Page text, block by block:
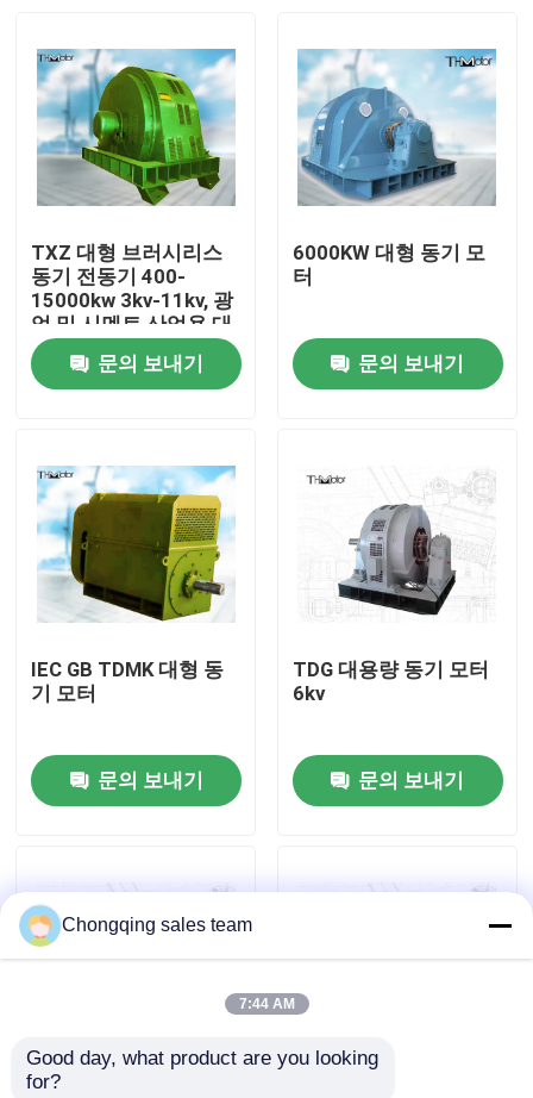
제품
우리에 대하여
품질 관리
연락주세요
Blog
인용문을 요구하세요
고전압 교류 전동기
TXZ 대형 브러시리스
동기 전동기 400-
15000kw 3kv-11kv, 광
업 및 시멘트 산업용 대
형 시동 토크
문의 보내기
6000KW 대형 동기 모
터
문의 보내기
IEC GB TDMK 대형 동
기 모터
문의 보내기
TDG 대용량 동기 모터
6kv
문의 보내기
TXZ 대규모 광산 밀 3
Chongqing sales team
7:44 AM
Good day, what product are you looking
for?